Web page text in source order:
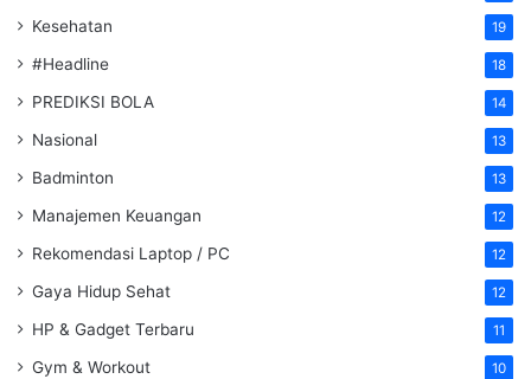
Kesehatan 19
#Headline 18
PREDIKSI BOLA 14
Nasional 13
Badminton 13
Manajemen Keuangan 12
Rekomendasi Laptop / PC 12
Gaya Hidup Sehat 12
HP & Gadget Terbaru 11
Gym & Workout 10